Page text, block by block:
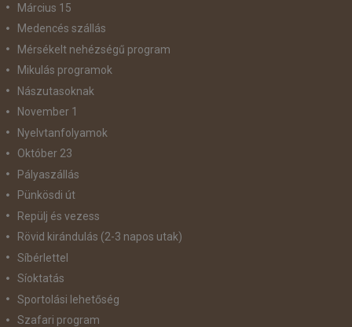
Március 15
Medencés szállás
Mérsékelt nehézségű program
Mikulás programok
Nászutasoknak
November 1
Nyelvtanfolyamok
Október 23
Pályaszállás
Pünkösdi út
Repülj és vezess
Rövid kirándulás (2-3 napos utak)
Síbérlettel
Síoktatás
Sportolási lehetőség
Szafari program